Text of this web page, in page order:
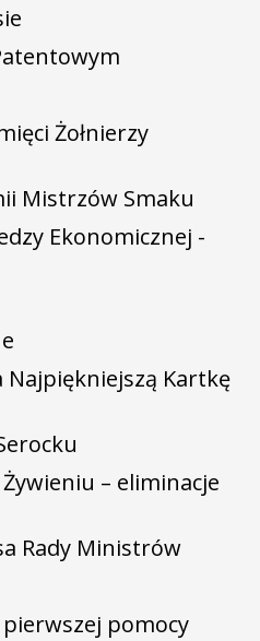
Żołnierzy
Mistrzów Smaku
Ekonomicznej -
Kartkę
– eliminacje
Rady Ministrów
pomocy